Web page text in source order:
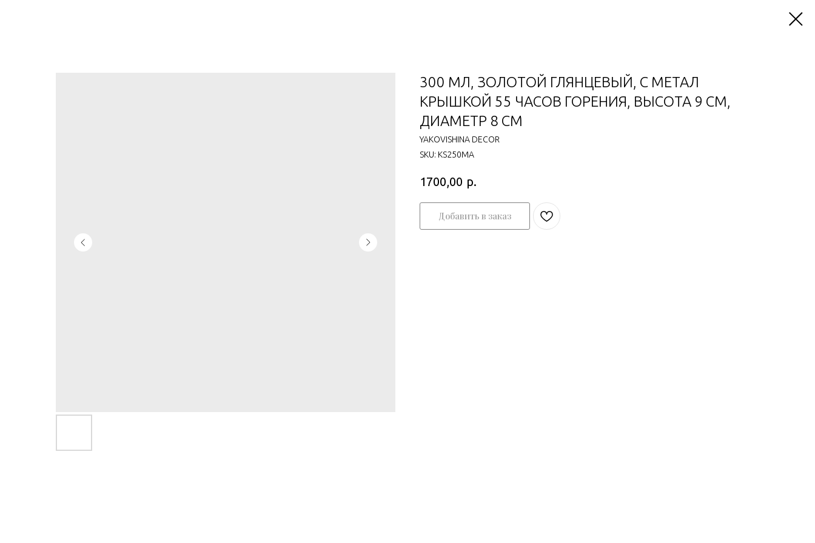
300 МЛ, ЗОЛОТОЙ ГЛЯНЦЕВЫЙ, С МЕТАЛ
КРЫШКОЙ 55 ЧАСОВ ГОРЕНИЯ, ВЫСОТА 9 СМ,
ДИАМЕТР 8 СМ
YAKOVISHINA DECOR
SKU: KS250MA
1700,00 р.
Добавить в заказ